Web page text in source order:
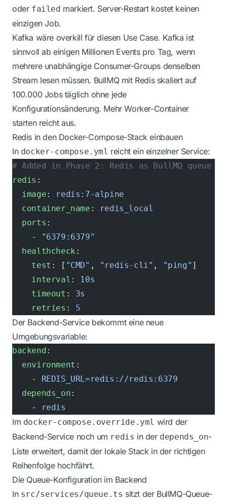
oder failed markiert. Server-Restart kostet keinen
einzigen Job.
Kafka wäre overkill für diesen Use Case. Kafka ist
sinnvoll ab einigen Millionen Events pro Tag, wenn
mehrere unabhängige Consumer-Groups denselben
Stream lesen müssen. BullMQ mit Redis skaliert auf
100.000 Jobs täglich ohne jede
Konfigurationsänderung. Mehr Worker-Container
starten reicht aus.
Redis in den Docker-Compose-Stack einbauen
In docker-compose.yml reicht ein einzelner Service:
# Added in Phase 2: Redis as BullMQ queue
redis :
  image
: redis:7-alpine
  container_name
:
redis_local
  ports
:
    -
"6379:6379"
  healthcheck
:
    test
: [ "CMD" , "redis-cli" , "ping" ]
    interval
: 10s
    timeout
: 3s
    retries
: 5
Der Backend-Service bekommt eine neue
Umgebungsvariable:
backend:
  environment
:
    -
REDIS_URL=redis://redis:6379
  depends_on
:
    -
redis
Im docker-compose.override.yml wird der
Backend-Service noch um redis in der depends_on-
Liste erweitert, damit der lokale Stack in der richtigen
Reihenfolge hochfährt.
Die Queue-Konfiguration im Backend
In src/services/queue.ts sitzt der BullMQ-Queue-